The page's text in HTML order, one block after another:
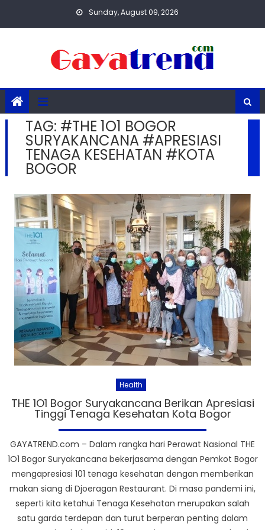
Sunday, August 09, 2026
TAG: #THE 1O1 BOGOR
SURYAKANCANA #APRESIASI
TENAGA KESEHATAN #KOTA
BOGOR
Health
THE 1O1 Bogor Suryakancana Berikan Apresiasi
Tinggi Tenaga Kesehatan Kota Bogor
GAYATREND.com – Dalam rangka hari Perawat Nasional THE
1O1 Bogor Suryakancana bekerjasama dengan Pemkot Bogor
mengapresiasi 101 tenaga kesehatan dengan memberikan
makan siang di Djoeragan Restaurant. Di masa pandemi ini,
seperti kita ketahui Tenaga Kesehatan merupakan salah
satu garda terdepan dan turut berperan penting dalam